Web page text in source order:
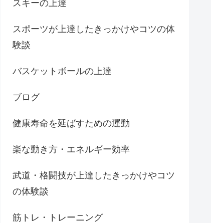
スキーの上達
スポーツが上達したきっかけやコツの体
験談
バスケットボールの上達
ブログ
健康寿命を延ばすための運動
楽な動き方・エネルギー効率
武道・格闘技が上達したきっかけやコツ
の体験談
筋トレ・トレーニング